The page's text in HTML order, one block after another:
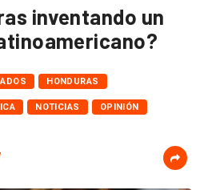
inventando un
HONDURAS
NOTICIAS OPINIÓN